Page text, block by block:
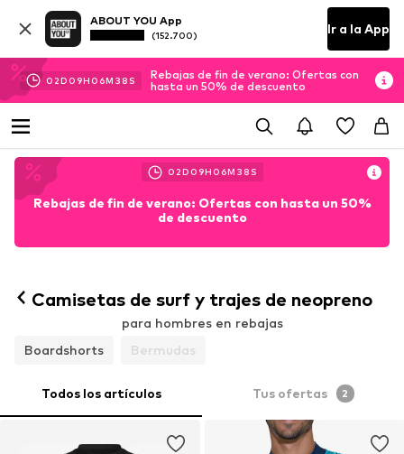
ABOUT YOU App
(152.700) Ir a la App
02D 09H 06M 37 S
Rebajas de fin de verano: Ofertas con
hasta un 50% de descuento
02D 09H 06M 37 S
Rebajas de fin de verano: Ofertas con hasta un 50%
de descuento
Camisetas de surf y trajes de neopreno
para hombres en rebajas
Boardshorts
Bermudas
Todos los artículos Tus ofertas 2